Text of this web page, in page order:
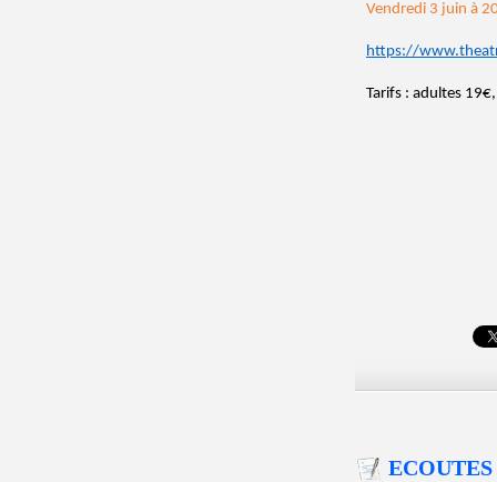
Vendredi 3 juin à
https://
Tarifs : adultes